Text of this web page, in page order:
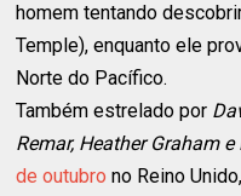
homem tentando
Temple), enquanto ele
Norte do Pacífico.
Também estrelado por
Remar, Heather Graham e
de outubro no Reino